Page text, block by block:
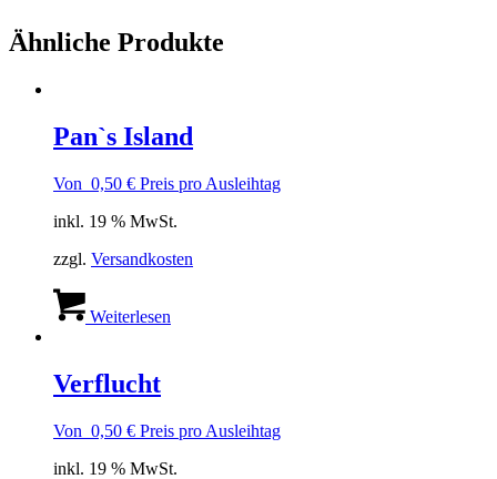
Ähnliche Produkte
Pan`s Island
Von 0,50 € Preis pro Ausleihtag
inkl. 19 % MwSt.
zzgl. Versandkosten
Weiterlesen
Verflucht
Von 0,50 € Preis pro Ausleihtag
inkl. 19 % MwSt.